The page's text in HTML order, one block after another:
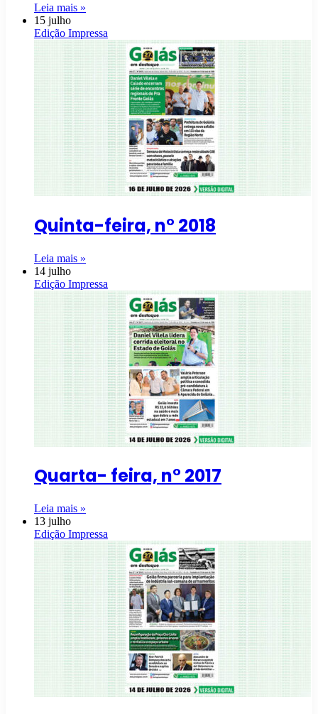
Leia mais »
15 julho
Edição Impressa
Quinta-feira, n° 2018
Leia mais »
14 julho
Edição Impressa
Quarta- feira, n° 2017
Leia mais »
13 julho
Edição Impressa